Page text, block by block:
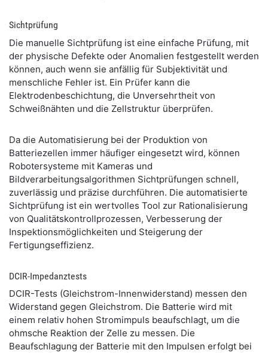
Sichtprüfung
Die manuelle Sichtprüfung ist eine einfache Prüfung, mit
der physische Defekte oder Anomalien festgestellt werden
können, auch wenn sie anfällig für Subjektivität und
menschliche Fehler ist. Ein Prüfer kann die
Elektrodenbeschichtung, die Unversehrtheit von
Schweißnähten und die Zellstruktur überprüfen.
Da die Automatisierung bei der Produktion von
Batteriezellen immer häufiger eingesetzt wird, können
Robotersysteme mit Kameras und
Bildverarbeitungsalgorithmen Sichtprüfungen schnell,
zuverlässig und präzise durchführen. Die automatisierte
Sichtprüfung ist ein wertvolles Tool zur Rationalisierung
von Qualitätskontrollprozessen, Verbesserung der
Inspektionsmöglichkeiten und Steigerung der
Fertigungseffizienz.
DCIR-Impedanztests
DCIR-Tests (Gleichstrom-Innenwiderstand) messen den
Widerstand gegen Gleichstrom. Die Batterie wird mit
einem relativ hohen Stromimpuls beaufschlagt, um die
ohmsche Reaktion der Zelle zu messen. Die
Beaufschlagung der Batterie mit den Impulsen erfolgt bei